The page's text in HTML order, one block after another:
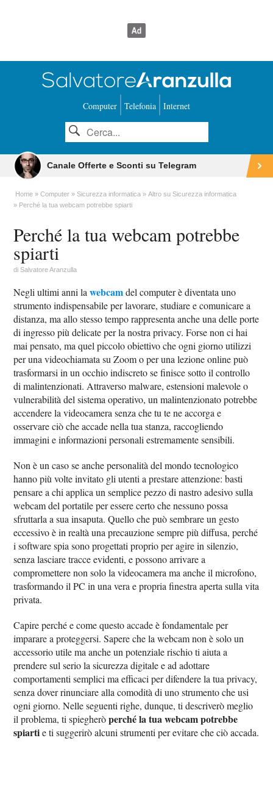
Computer Telefonia Internet
Canale Offerte e Sconti su Telegram
Home Computer Sicurezza informatica
Altro su Sicurezza informatica
Perché la tua webcam potrebbe spiarti
Perché la tua webcam potrebbe
spiarti
diSalvatore Aranzulla
Negli ultimi anni lawebcamdel computer è diventata uno
strumento indispensabile per lavorare, studiare e comunicare a
distanza, ma allo stesso tempo rappresenta anche una delle porte
di ingresso più delicate per la nostra privacy. Forse non ci hai
mai pensato, ma quel piccolo obiettivo che ogni giorno utilizzi
per una videochiamata su Zoom o per una lezione online può
trasformarsi in un occhio indiscreto se finisce sotto il controllo
di malintenzionati. Attraverso malware, estensioni malevole o
vulnerabilità del sistema operativo, un malintenzionato potrebbe
accendere la videocamera senza che tu te ne accorga e
osservare ciò che accade nella tua stanza, raccogliendo
immagini e informazioni personali estremamente sensibili.
Non è un caso se anche personalità del mondo tecnologico
hanno più volte invitato gli utenti a prestare attenzione: basti
pensare a chi applica un semplice pezzo di nastro adesivo sulla
webcam del portatile per essere certo che nessuno possa
sfruttarla a sua insaputa. Quello che può sembrare un gesto
eccessivo è in realtà una precauzione sempre più diffusa, perché
i software spia sono progettati proprio per agire in silenzio,
senza lasciare tracce evidenti, e possono arrivare a
compromettere non solo la videocamera ma anche il microfono,
trasformando il PC in una vera e propria finestra aperta sulla vita
privata.
Capire perché e come questo accade è fondamentale per
imparare a proteggersi. Sapere che la webcam non è solo un
accessorio utile ma anche un potenziale rischio ti aiuta a
prendere sul serio la sicurezza digitale e ad adottare
comportamenti semplici ma efficaci per difendere la tua privacy,
senza dover rinunciare alla comodità di uno strumento che usi
ogni giorno. Nelle seguenti righe, dunque, ti descriverò meglio
il problema, ti spiegheròperché la tua webcam potrebbe
spiartie ti suggerirò alcuni strumenti per evitare che ciò accada.